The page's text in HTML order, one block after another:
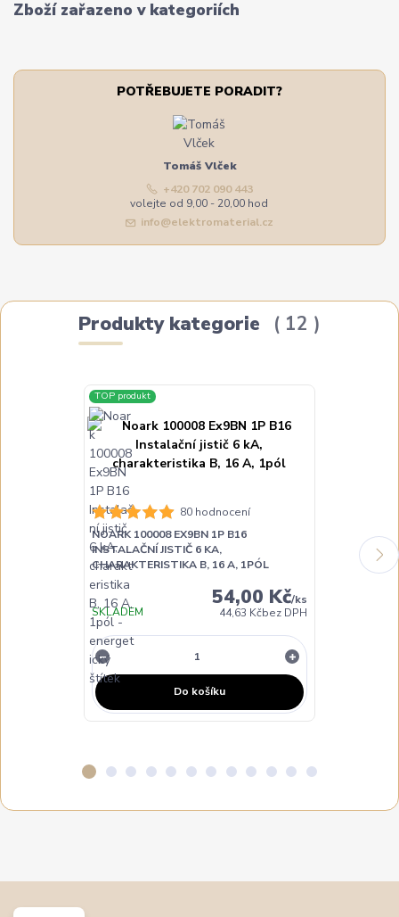
Zboží zařazeno v kategoriích
POTŘEBUJETE PORADIT?
Tomáš Vlček
+420 702 090 443
volejte od 9,00 - 20,00 hod
info@elektromaterial.cz
Produkty kategorie 12
TOP produkt
80 hodnocení
NOARK 100008 EX9BN 1P B16
INSTALAČNÍ JISTIČ 6 KA,
CHARAKTERISTIKA B, 16 A, 1PÓL
54,00 Kč/ks
44,63 Kčbez DPH
SKLADEM
Do košíku
NOARK
INSTALAČNÍ